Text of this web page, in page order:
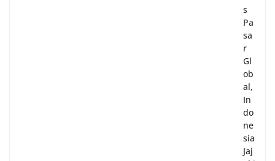
s
Pa
sa
r
Gl
ob
al,
In
do
ne
sia
Jaj